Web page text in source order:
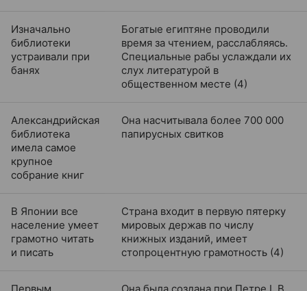
Изначально
библиотеки
устраивали при
банях
Богатые египтяне проводили
время за чтением, расслабляясь.
Специальные рабы услаждали их
слух литературой в
общественном месте (4)
Александрийская
библиотека
имела самое
крупное
собрание книг
Она насчитывала более 700 000
папирусных свитков
В Японии все
население умеет
грамотно читать
и писать
Страна входит в первую пятерку
мировых держав по числу
книжных изданий, имеет
стопроцентную грамотность (4)
Первым
Она была создана при Петре I. В